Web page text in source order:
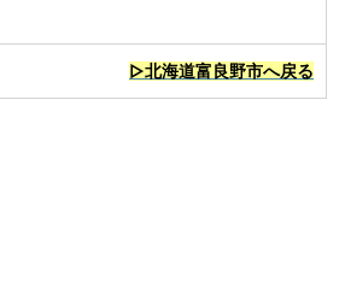
▷北海道富良野市へ戻る